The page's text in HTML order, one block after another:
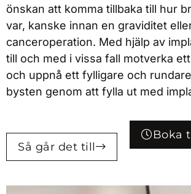
önskan att komma tillbaka till hur
var, kanske innan en graviditet
canceroperation. Med hjälp av
till och med i vissa fall motverka
och uppnå ett fylligare och
bysten genom att fylla ut med
Så går det till
Boka